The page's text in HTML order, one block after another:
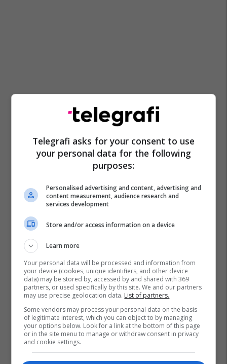
Qeveria Kurti
Ekrem Mustafa
Telegrafi asks for your consent to use
your personal data for the following
purposes:
Personalised advertising and content, advertising and
content measurement, audience research and
services development
Store and/or access information on a device
Learn more
Your personal data will be processed and information from
your device (cookies, unique identifiers, and other device
data) may be stored by, accessed by and shared with 369
partners, or used specifically by this site. We and our partners
may use precise geolocation data. List of partners.
Some vendors may process your personal data on the basis
of legitimate interest, which you can object to by managing
your options below. Look for a link at the bottom of this page
or in the site menu to manage or withdraw consent in privacy
and cookie settings.